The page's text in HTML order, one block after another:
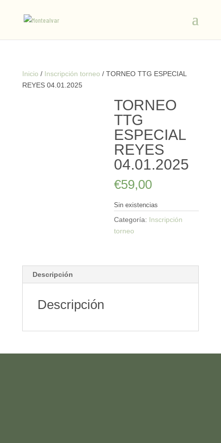
Inicio / Inscripción torneo / TORNEO TTG ESPECIAL
REYES 04.01.2025
TORNEO
TTG
ESPECIAL
REYES
04.01.2025
€59,00
Sin existencias
Categoría: Inscripción
torneo
Descripción
Descripción